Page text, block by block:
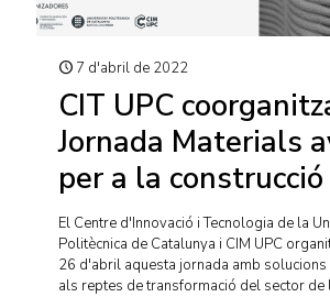
7 d'abril de 2022
CIT UPC
Jornada Materials
per a la construcció
El Centre d'Innovació i Tecnologia de la
Politècnica de Catalunya i CIM UPC
26 d'abril aquesta jornada amb
als reptes de transformació del sector de